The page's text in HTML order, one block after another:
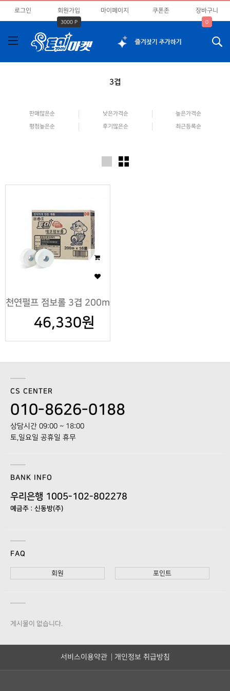
로그인 회원가입
3000 P
마이페이지 쿠폰존 장바구니
0
3겹
판매많은순 낮은가격순 높은가격순
평점높은순 후기많은순 최근등록순
천연펄프 점보롤 3겹 200m
46,330원
CS CENTER
010-8626-0188
상담시간 09:00 ~ 18:00
토,일요일 공휴일 휴무
BANK INFO
우리은행 1005-102-802278
예금주 : 신동방(주)
FAQ
회원 포인트
게시물이 없습니다.
서비스이용약관 개인정보 취급방침